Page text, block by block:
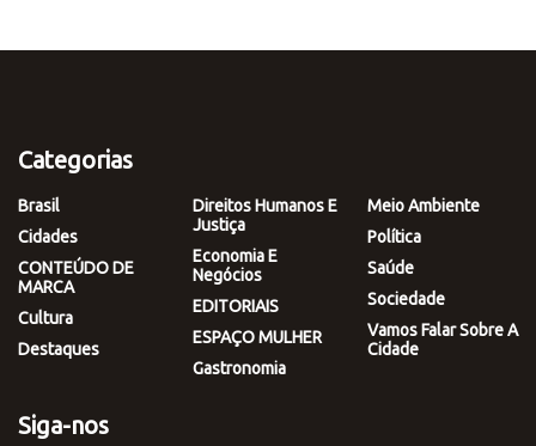
Categorias
Brasil
Cidades
CONTEÚDO DE
MARCA
Cultura
Destaques
Direitos Humanos E
Justiça
Economia E
Negócios
EDITORIAIS
ESPAÇO MULHER
Gastronomia
Meio Ambiente
Política
Saúde
Sociedade
Vamos Falar Sobre A
Cidade
Siga-nos